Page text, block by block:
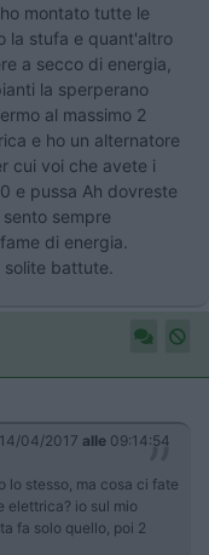
montato tutte le
la stufa e quant'altro
a secco di energia,
la sperperano
al massimo 2
e ho un alternatore
cui voi che avete i
e pussa Ah dovreste
sempre
di energia.
solite battute.
14/04/2017 alle 09:14:54
lo stesso, ma cosa ci fate
elettrica? io sul mio
fa solo quello, poi 2